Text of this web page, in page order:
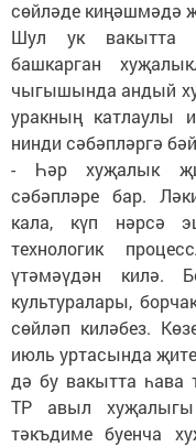
сөйләде киңәшмәдә
Шул ук вакытта
башкарган
чыгышында андый
уракның катлаулы
нинди сәбәпләргә
- Һәр хуҗалык
сәбәпләре бар.
кала, күп нәрсә
технологик
үтәмәүдән килә.
культуралары,
сөйләп киләбез.
июль уртасында
дә бу вакытта
ТР авыл хуҗалыгы
тәкъдиме буенча